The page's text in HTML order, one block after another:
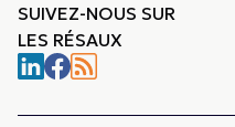
SUIVEZ-NOUS SUR
LES RÉSAUX